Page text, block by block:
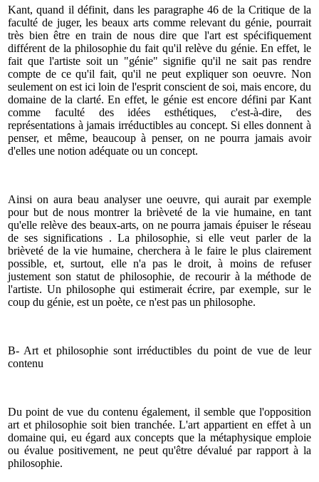
Kant, quand il définit, dans les paragraphe 46 de la Critique de la
faculté de juger, les beaux arts comme relevant du génie, pourrait
très bien être en train de nous dire que l'art est spécifiquement
différent de la philosophie du fait qu'il relève du génie. En effet, le
fait que l'artiste soit un "génie" signifie qu'il ne sait pas rendre
compte de ce qu'il fait, qu'il ne peut expliquer son oeuvre. Non
seulement on est ici loin de l'esprit conscient de soi, mais encore, du
domaine de la clarté. En effet, le génie est encore défini par Kant
comme faculté des idées esthétiques, c'est-à-dire, des
représentations à jamais irréductibles au concept. Si elles donnent à
penser, et même, beaucoup à penser, on ne pourra jamais avoir
d'elles une notion adéquate ou un concept.
Ainsi on aura beau analyser une oeuvre, qui aurait par exemple
pour but de nous montrer la brièveté de la vie humaine, en tant
qu'elle relève des beaux-arts, on ne pourra jamais épuiser le réseau
de ses significations . La philosophie, si elle veut parler de la
brièveté de la vie humaine, cherchera à le faire le plus clairement
possible, et, surtout, elle n'a pas le droit, à moins de refuser
justement son statut de philosophie, de recourir à la méthode de
l'artiste. Un philosophe qui estimerait écrire, par exemple, sur le
coup du génie, est un poète, ce n'est pas un philosophe.
B- Art et philosophie sont irréductibles du point de vue de leur
contenu
Du point de vue du contenu également, il semble que l'opposition
art et philosophie soit bien tranchée. L'art appartient en effet à un
domaine qui, eu égard aux concepts que la métaphysique emploie
ou évalue positivement, ne peut qu'être dévalué par rapport à la
philosophie.